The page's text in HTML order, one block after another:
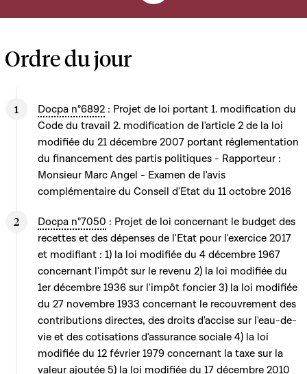
Ordre du jour
Docpa n°6892 : Projet de loi portant 1. modification du
Code du travail 2. modification de l'article 2 de la loi
modifiée du 21 décembre 2007 portant réglementation
du financement des partis politiques - Rapporteur :
Monsieur Marc Angel - Examen de l'avis
complémentaire du Conseil d'Etat du 11 octobre 2016
Docpa n°7050 : Projet de loi concernant le budget des
recettes et des dépenses de l'Etat pour l'exercice 2017
et modifiant : 1) la loi modifiée du 4 décembre 1967
concernant l'impôt sur le revenu 2) la loi modifiée du
1er décembre 1936 sur l'impôt foncier 3) la loi modifiée
du 27 novembre 1933 concernant le recouvrement des
contributions directes, des droits d'accise sur l'eau-de-
vie et des cotisations d'assurance sociale 4) la loi
modifiée du 12 février 1979 concernant la taxe sur la
valeur ajoutée 5) la loi modifiée du 17 décembre 2010